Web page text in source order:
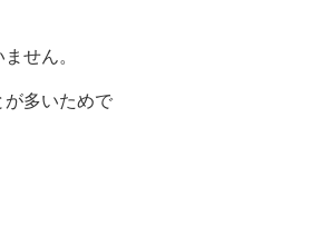
せん。
が多いためで